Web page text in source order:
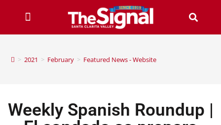
> 2021 > February > Featured News - Website
Weekly Spanish Roundup |